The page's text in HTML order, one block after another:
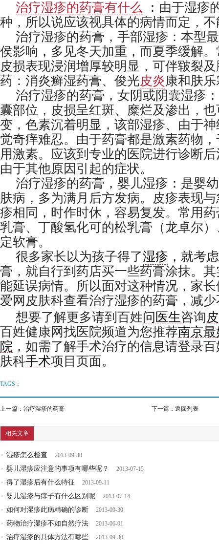
治疗湿疹的药膏有什么 ：由于湿疹
种，所以说应该视具体的病情而定，
治疗湿疹的药膏，手部湿疹：本型
侯影响，多见冬天加重，而夏季缓解
皮损表现浸润增厚较明显，可伴皲裂
药：消炎癣湿药膏、俊光皮炎康和肤
治疗湿疹的药膏，女阴或阴囊湿疹
囊部位，皮损呈红斑、糜烂及渗出，
变，色素沉着明显，该部湿疹、由于
觉奇痒难忍。由于药膏都是激素药物
用激素。应该到专业的医院进行诊断
由于其他原因引起的症状。
治疗湿疹的药膏，婴儿湿疹：是婴
肤病，多为满月后方发病。皮疹表现
疹相同，时作时休，容易复发。常用
乳膏、丁酸氢化可的松乳膏（龙卓尔
定软膏。
很多家长以为孩子得了湿疹 ，就考
膏，就自行到药店买一些药膏涂抹。
能延误病情。所以面对这种情况，家
爱网皮肤科查看治疗湿疹的药膏，减
想要了解更多请到百姓问医生咨询
百姓健康网找医院频道为您推荐南京
院 ， 如需了解手术治疗的信息请登录
肤科手术项目页面。
TAGS：
上一篇： 治疗湿疹的药膏 下一篇：返回列表
相关文章
湿疹怎么检查 2013-09-30
婴儿湿疹应注意的事项有哪些呢？ 2013-07-15
得了湿疹后有什么特征 2013-09-11
婴儿湿疹与痱子有什么区别呢 2013-07-14
如何对湿疹此病精确的诊断 2013-09-30
药物治疗湿疹不如自然疗法 2013-06-01
治疗湿疹的具体方法有哪些 2013-09-30